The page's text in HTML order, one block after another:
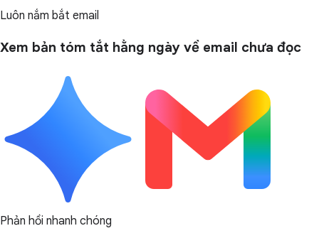
Luôn nắm bắt email
Xem bản tóm tắt hằng ngày về email chưa đọc
Phản hồi nhanh chóng